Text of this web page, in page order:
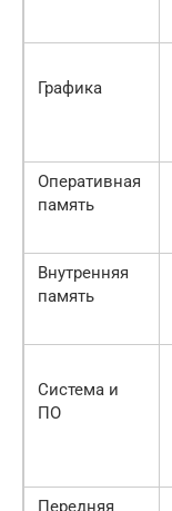
Графика
Оперативная
память
Внутренняя
память
Система и
ПО
Передняя